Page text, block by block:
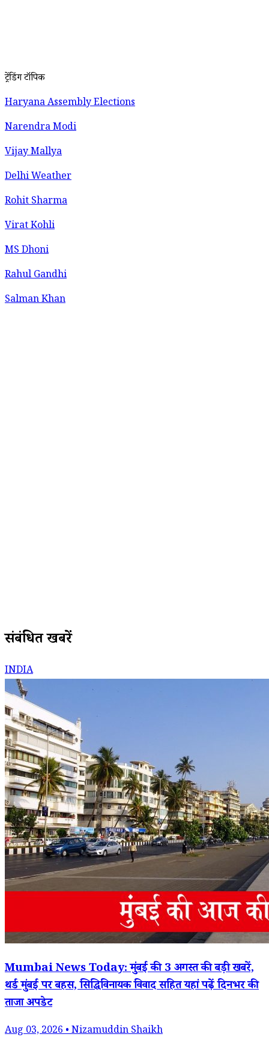
ट्रेंडिंग टॉपिक
Haryana Assembly Elections
Narendra Modi
Vijay Mallya
Delhi Weather
Rohit Sharma
Virat Kohli
MS Dhoni
Rahul Gandhi
Salman Khan
संबंधित खबरें
INDIA
Mumbai News Today: मुंबई की 3 अगस्त की बड़ी खबरें,
थर्ड मुंबई पर बहस, सिद्धिविनायक विवाद सहित यहां पढ़ें दिनभर की
ताजा अपडेट
Aug 03, 2026 • Nizamuddin Shaikh